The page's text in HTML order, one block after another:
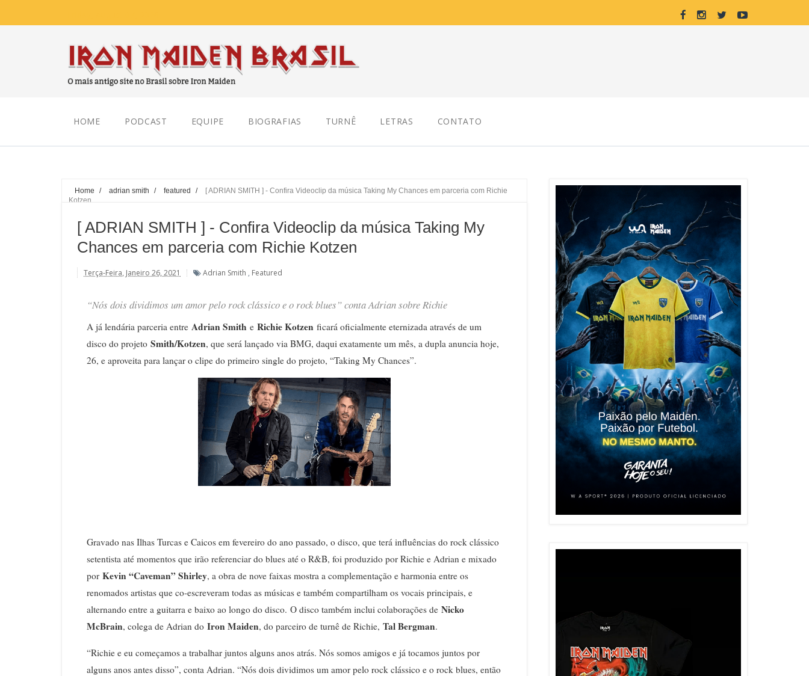
HOME PODCAST EQUIPE BIOGRAFIAS TURNÊ LETRAS CONTATO
Home / adrian smith / featured /
[ ADRIAN SMITH ] - Confira Videoclip da música Taking My Chances em parceria com Richie
Kotzen
[ ADRIAN SMITH ] - Confira Videoclip da música Taking My
Chances em parceria com Richie Kotzen
Terça-Feira, Janeiro 26, 2021 Adrian Smith , Featured
“Nós dois dividimos um amor pelo rock clássico e o rock blues” conta Adrian sobre Richie
A já lendária parceria entre Adrian Smith e Richie Kotzen ficará oficialmente eternizada através de um
disco do projeto Smith/Kotzen, que será lançado via BMG, daqui exatamente um mês, a dupla anuncia hoje,
26, e aproveita para lançar o clipe do primeiro single do projeto, “Taking My Chances”.
Gravado nas Ilhas Turcas e Caicos em fevereiro do ano passado, o disco, que terá influências do rock clássico
setentista até momentos que irão referenciar do blues até o R&B, foi produzido por Richie e Adrian e mixado
por Kevin “Caveman” Shirley, a obra de nove faixas mostra a complementação e harmonia entre os
renomados artistas que co-escreveram todas as músicas e também compartilham os vocais principais, e
alternando entre a guitarra e baixo ao longo do disco. O disco também inclui colaborações de Nicko
McBrain, colega de Adrian do Iron Maiden, do parceiro de turnê de Richie, Tal Bergman.
“Richie e eu começamos a trabalhar juntos alguns anos atrás. Nós somos amigos e já tocamos juntos por
alguns anos antes disso”, conta Adrian. “Nós dois dividimos um amor pelo rock clássico e o rock blues, então